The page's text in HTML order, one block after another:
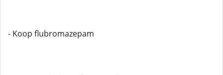
- Koop flubromazepam